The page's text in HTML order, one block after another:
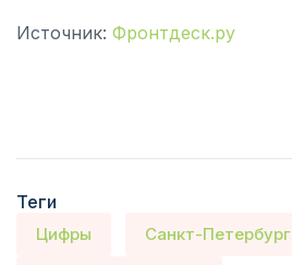
Источник: Фронтдеск.ру
Теги
Цифры Санкт-Петербург